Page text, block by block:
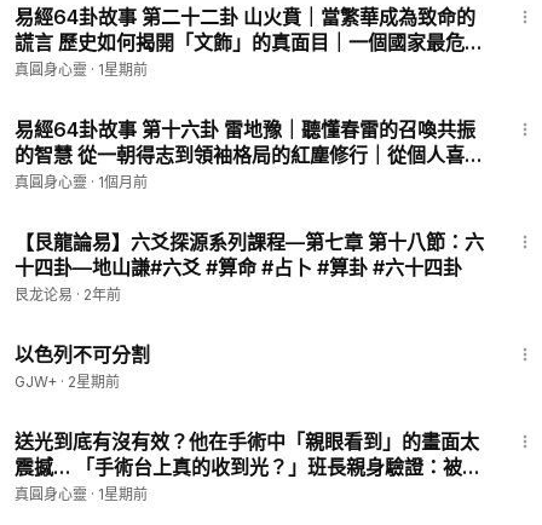
🤝 在這個強調協作的時代，
讓我們跟隨比卦的指引，
學會不再單打獨鬥，
你以為成功靠實力？其實真正關鍵是「站對人」！
《易經》第八卦「比卦」，揭開人際關係與團隊合作的終極法
從戰亂之後的人心重建，到劉備三顧茅廬的千古智慧，
這一集將帶你看懂——為什麼「真誠」才是最強吸引力！
錯過這些關鍵，你可能正在錯失人生最重要的機會！
你有沒有發現——
有些人一靠近就升級，有些人一靠近就出事😅
易經64卦故事 第二十二卦 山火賁｜當繁華成為致命的
謊言 歷史如何揭開「文飾」的真面目｜一個國家最危險
的時刻，不是戰爭，而是開始沉迷表面！ #易經 #山火
真圓身心靈 · 1星期前
易經64卦故事 第十六卦 雷地豫｜聽懂春雷的召喚共振
的智慧 從一朝得志到領袖格局的紅塵修行｜從個人喜悅
到群體共振的領導智慧 #易經 #雷地豫 #國學 #人生哲學
真圓身心靈 · 1個月前
【艮龍論易】六爻探源系列課程—第七章 第十八節：六
十四卦—地山謙#六爻 #算命 #占卜 #算卦 #六十四卦
艮龙论易 · 2年前
以色列不可分割
GJW+ · 2星期前
送光到底有沒有效？他在手術中「親眼看到」的畫面太
震撼… 「手術台上真的收到光？」班長親身驗證：被祝
福包圍的手術室 送光祈福竟然這樣運作！#靈修 #送光
真圓身心靈 · 1星期前